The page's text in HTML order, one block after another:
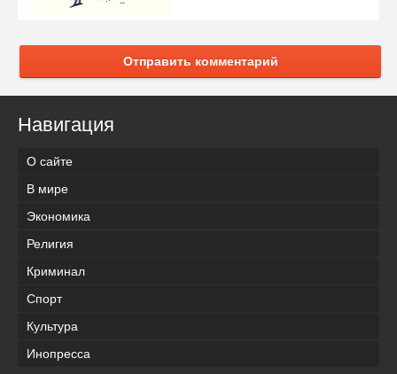
Отправить комментарий
Навигация
О сайте
В мире
Экономика
Религия
Криминал
Спорт
Культура
Инопресса